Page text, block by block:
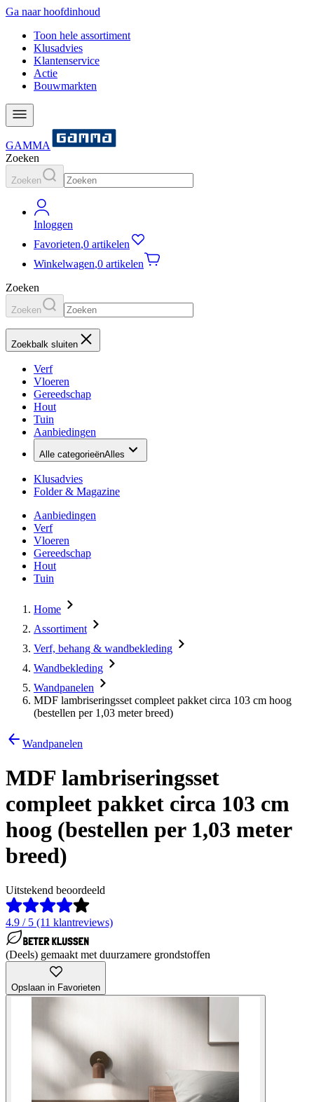
Ga naar hoofdinhoud
Toon hele assortiment
Klusadvies
Klantenservice
Actie
Bouwmarkten
GAMMA
Zoeken
Zoeken
Inloggen
Favorieten,0 artikelen
Winkelwagen,0 artikelen
Zoeken
Zoeken
Zoekbalk sluiten
Verf
Vloeren
Gereedschap
Hout
Tuin
Aanbiedingen
Alle categorieënAlles
Klusadvies
Folder & Magazine
Aanbiedingen
Verf
Vloeren
Gereedschap
Hout
Tuin
Home
Assortiment
Verf, behang & wandbekleding
Wandbekleding
Wandpanelen
MDF lambriseringsset compleet pakket circa 103 cm hoog
(bestellen per 1,03 meter breed)
Wandpanelen
MDF lambriseringsset
compleet pakket circa 103 cm
hoog (bestellen per 1,03 meter
breed)
Uitstekend beoordeeld
4.9 / 5 (11 klantreviews)
(Deels) gemaakt met duurzamere grondstoffen
Opslaan in Favorieten